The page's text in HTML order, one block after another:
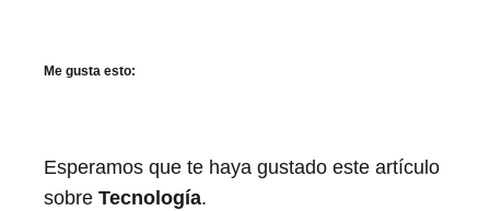
Me gusta esto:
Esperamos que te haya gustado este artículo
sobre Tecnología.